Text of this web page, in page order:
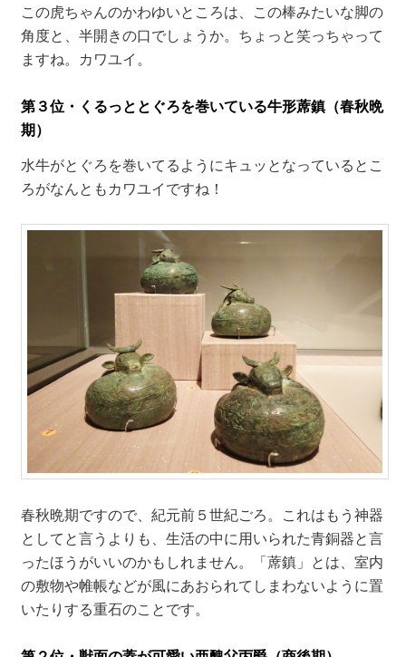
この虎ちゃんのかわゆいところは、この棒みたいな脚の
角度と、半開きの口でしょうか。ちょっと笑っちゃって
ますね。カワユイ。
第３位・くるっととぐろを巻いている牛形蓆鎮（春秋晩
期）
水牛がとぐろを巻いてるようにキュッとなっているとこ
ろがなんともカワユイですね！
春秋晩期ですので、紀元前５世紀ごろ。これはもう神器
としてと言うよりも、生活の中に用いられた青銅器と言
ったほうがいいのかもしれません。「蓆鎮」とは、室内
の敷物や帷帳などが風にあおられてしまわないように置
いたりする重石のことです。